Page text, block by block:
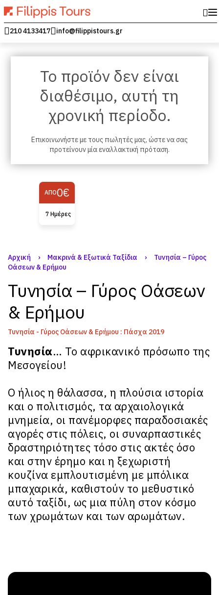
210 4133417 info@filippistours.gr
Το προϊόν δεν είναι
διαθέσιμο, αυτή τη
χρονική περίοδο.
Επικοινωνήστε με τους πωλητές μας, ώστε να σας
προτείνουν μία εναλλακτική πρόταση.
ΑΠΌ0€
7 Ημέρες
Αρχική › Μακρινά & Εξωτικά Ταξίδια ›
Τυνησία – Γύρος
Οάσεων & Ερήμου
Τυνησία – Γύρος Οάσεων
& Ερήμου
Τυνησία - Γύρος Οάσεων & Ερήμου : Πάσχα 2019
Τυνησία… Το αφρικανικό πρόσωπο της
Μεσογείου!
Ο ήλιος η θάλασσα, η πλούσια ιστορία
και ο πολιτισμός, τα αρχαιολογικά
μνημεία, οι πανέμορφες παραδοσιακές
αγορές στις πόλεις, οι συναρπαστικές
δραστηριότητες τόσο στις ακτές όσο
και στην έρημο και η ξεχωριστή
κουζίνα εμπλουτισμένη με μπόλικα
μπαχαρικά, καθιστούν το μεθυστικό
αυτό ταξίδι, ως μια πύλη στον κόσμο
των χρωμάτων και των αρωμάτων.